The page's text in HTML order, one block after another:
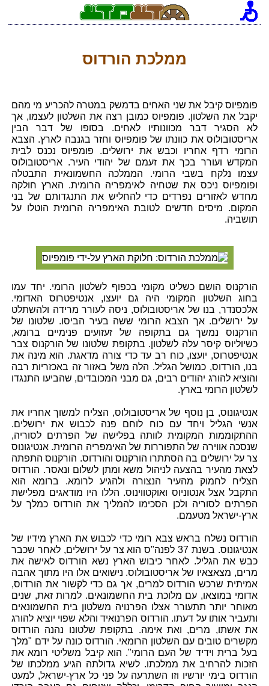
ממלכת הורדוס
פומפיוס קיבל את שני האחים בדמשק במטרה להכריע מי מהם
יקבל את השלטון. פומפיוס כמובן רצה את השלטון לעצמו, אך
לא הסגיר דבר מכוונותיו לאחים. בסופו של דבר הבין
אריסטובולוס את כוונתו של פומפיוס וחזר בגנבה לארץ. הצבא
הרומי רדף אחריו וכבש את ירושלים. פומפיוס נכנס לבית
המקדש ועורר בכך את זעמם של יהודי העיר. אריסטובולוס
עצמו נלקח בשבי הרומי. הממלכה החשמונאית התבטלה
ופומפיוס ניכס את שטחיה לאימפריה הרומית. הארץ חולקה
מחדש לאזורים נפרדים כדי להחליש את התנגדותם של בני
המקום. מיסים חדשים לטובת האימפריה הרומית הוטלו על
תושביה.
הורקנוס הושם כשליט מקומי בכפוף לשלטון הרומי. יחד עמו
בחוג השלטון המקומי היה גם יועצו, אנטיפטרוס האדומי.
אלכסנדר, בנו של אריסטובולוס, ניסה לעורר מרידה ולהשתלט
על ירושלים. אך הצבא הרומי ששה בעיר הביסו. שלטונו של
הורקנוס נמשך גם בתקופה של זעזועים פנימיים ברומא,
כשיוליוס קיסר עלה לשלטון. בתקופת שלטונו של הורקנוס צבר
אנטיפטרוס, יועצו, כוח רב עד כדי צורה מדאגת. הוא מינה את
בנו, הורדוס, כמושל הגליל. הלה משל באזור זה באכזריות רבה
והוציא להורג יהודים רבים, גם מבני המכובדים, שהביעו התנגדו
לשלטון הרומי בארץ.
אנטיגונוס, בן נוסף של אריסטובולוס, הצליח למשוך אחריו את
אנשי הגליל ויחד עם כוח לוחם פנה לכבוש את ירושלים.
ההתקוממות המקומית לוותה בפלישה של הפרתים לסוריה,
שנסכה אווירה של התפוררות של האימפריה הרומית. אנטיגונוס
צר על ירושלים בה הסתתרו הורקנוס והורדוס. הורקנוס התפתה
לצאת מהעיר בהצעה לניהול משא ומתן לשלום ונאסר. הורדוס
הצליח לחמוק מהעיר הנצורה ולהגיע לרומא. ברומא הוא
התקבל אצל אנטוניוס ואוקטווינוס. הללו היו מודאגים מפלישת
הפרתים לסוריה ולכן הסכימו להמליך את הורדוס כמלך על
ארץ-ישראל מטעמם.
הורדוס נשלח בראש צבא רומי כדי לכבוש את הארץ מידיו של
אנטיגונוס. בשנת 37 לפנה"ס הוא צר על ירושלים, לאחר שכבר
כבש את הגליל. לאחר כיבוש הארץ נשא הורדוס לאישה את
מרים, מצאצאיו של אריסטובולוס. נישואים אלו היו מתוך אהבה
אמיתית שרכש הורדוס למרים, אך גם כדי לקשור את הורדוס,
אדומי במוצאו, עם מלוכת בית החשמונאים. למרות זאת, שנים
מאוחר יותר תתעורר אצלו הפרנויה משלטון בית החשמונאים
ותעביר אותו על דעתו. הורדוס הפרנואיד והלא שפוי יוציא להורג
את אשתו, מרים, ואת אימה. בתקופת שלטונו נהנה הורדוס
מקשרים טובים עם השלטון הרומאי. הורדוס כונה על ידם "מלך
בעל ברית וידיד של העם הרומי". הוא קיבל משליטי רומא את
הזכות להרחיב את ממלכתו. לשיא גדולתה הגיע ממלכתו של
הורדוס בימי יורשיו וזו השתרעה על פני כל ארץ-ישראל, למעט